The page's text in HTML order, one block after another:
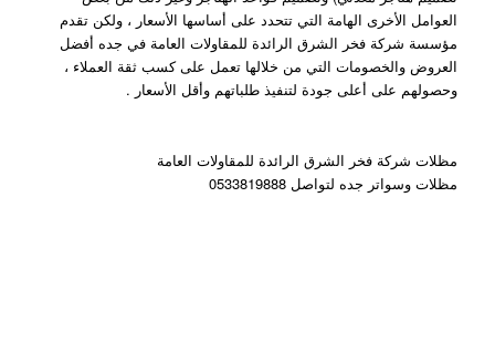
العوامل الأخرى الهامة التي تتحدد على أساسها الأسعار ، ولكن تقدم
مؤسسة شركة فخر الشرق الرائدة للمقاولات العامة في جده أفضل
العروض والخصومات التي من خلالها تعمل على كسب ثقة العملاء ،
وحصولهم على أعلى جودة لتنفيذ طلباتهم وأقل الأسعار .
مظلات شركة فخر الشرق الرائدة للمقاولات العامة
مظلات وسواتر جده لتواصل 0533819888